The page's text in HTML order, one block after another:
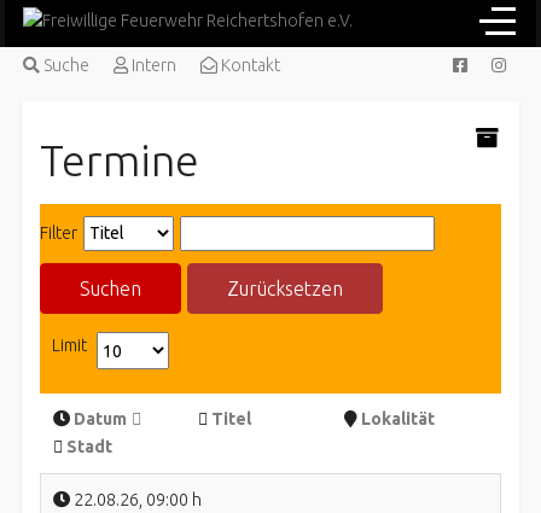
Suche Intern Kontakt
Termine
Filter
Suchen Zurücksetzen
Limit
Datum Titel
Lokalität
Stadt
22.08.26, 09:00 h